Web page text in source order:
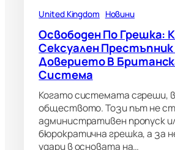
United Kingdom Новини
Освободен По Грешка:
Сексуален
Доверието В
Система
Когато системата сгреши,
обществото. Този път не
административен пропуск
бюрократична грешка, а за
удари в основата на…